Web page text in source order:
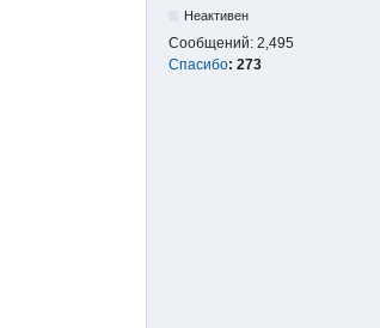
Неактивен
Сообщений: 2,495
Спасибо: 273